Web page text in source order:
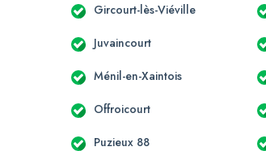
Gircourt-lès-Viéville
Juvaincourt
Ménil-en-Xaintois
Offroicourt
Puzieux 88